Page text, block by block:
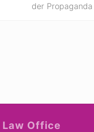
der Propaganda
Law Office